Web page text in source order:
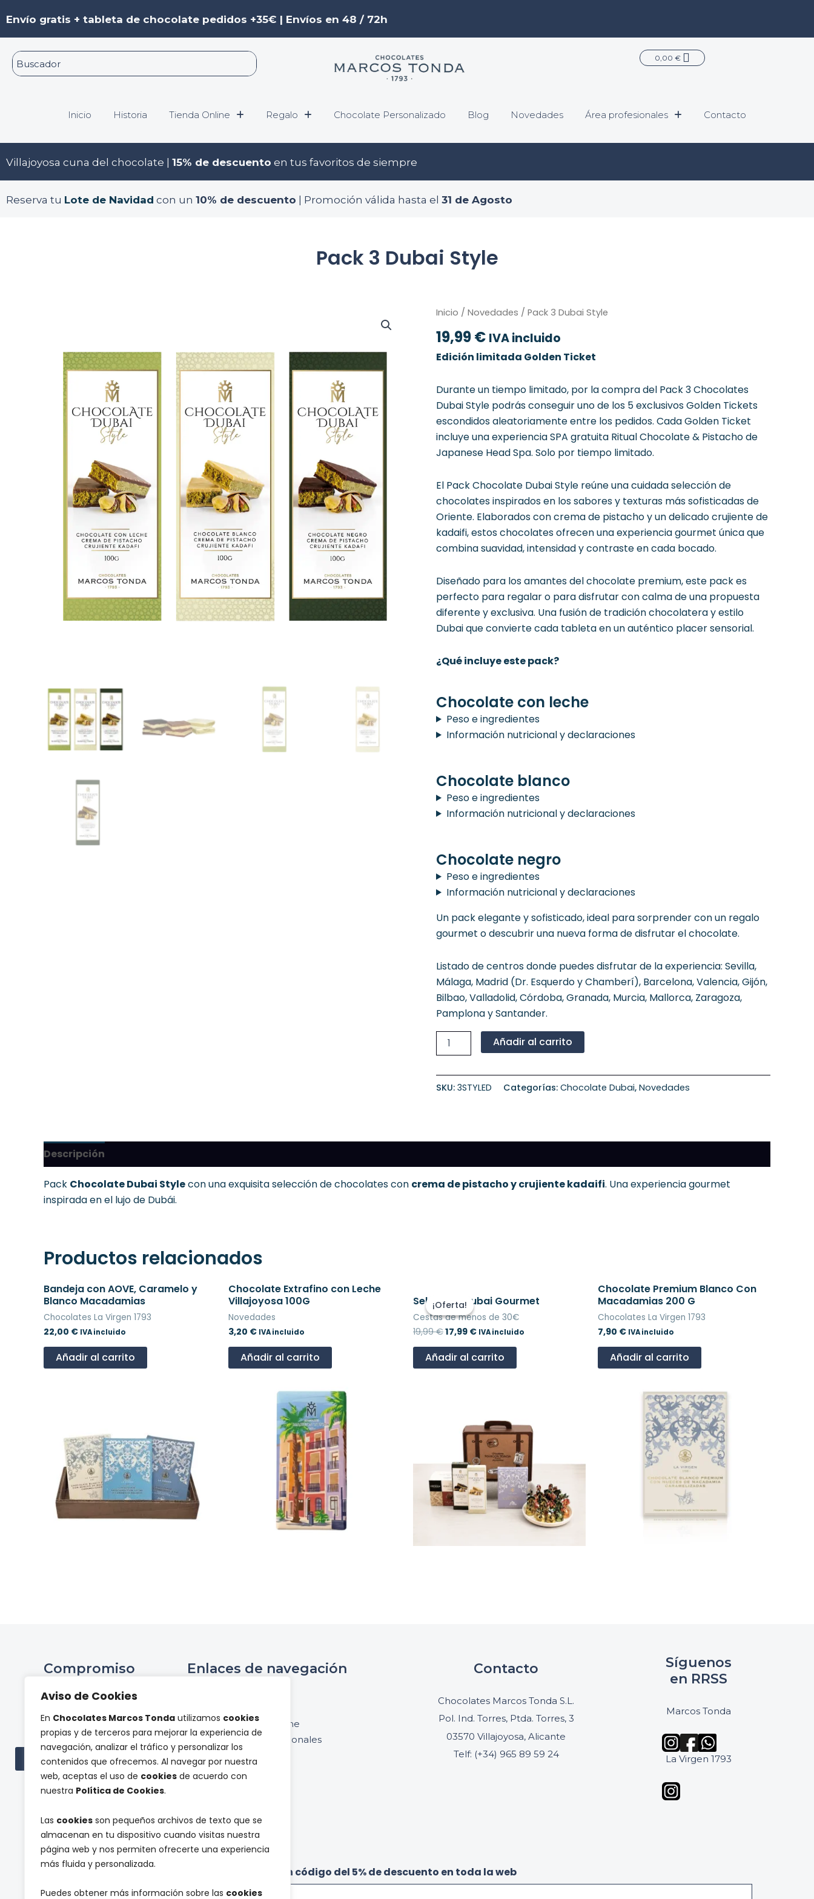
Aviso de Cookies
En Chocolates Marcos Tonda utilizamos cookies
propias y de terceros para mejorar la experiencia de
navegación, analizar el tráfico y personalizar los
contenidos que ofrecemos. Al navegar por nuestra
web, aceptas el uso de cookies de acuerdo con
nuestra Política de Cookies.
Las cookies son pequeños archivos de texto que se
almacenan en tu dispositivo cuando visitas nuestra
página web y nos permiten ofrecerte una experiencia
más fluida y personalizada.
Puedes obtener más información sobre las cookies
al
contenido
Envío gratis + tableta de chocolate pedidos +35€ | Envíos en 48 / 72h
0,00 € Carrito
Inicio Historia Tienda Online Regalo Chocolate Personalizado Blog Novedades Área profesionales Contacto
Villajoyosa cuna del chocolate | 15% de descuento en tus favoritos de siempre
Reserva tu Lote de Navidad con un 10% de descuento | Promoción válida hasta el 31 de Agosto
Pack 3 Dubai Style
Inicio / Novedades / Pack 3 Dubai Style
19,99€ IVA incluido
Edición limitada Golden Ticket
Durante un tiempo limitado, por la compra del Pack 3 Chocolates
Dubai Style podrás conseguir uno de los 5 exclusivos Golden Tickets
escondidos aleatoriamente entre los pedidos. Cada Golden Ticket
incluye una experiencia SPA gratuita Ritual Chocolate & Pistacho de
Japanese Head Spa. Solo por tiempo limitado.
El Pack Chocolate Dubai Style reúne una cuidada selección de
chocolates inspirados en los sabores y texturas más sofisticadas de
Oriente. Elaborados con crema de pistacho y un delicado crujiente de
kadaifi, estos chocolates ofrecen una experiencia gourmet única que
combina suavidad, intensidad y contraste en cada bocado.
Diseñado para los amantes del chocolate premium, este pack es
perfecto para regalar o para disfrutar con calma de una propuesta
diferente y exclusiva. Una fusión de tradición chocolatera y estilo
Dubai que convierte cada tableta en un auténtico placer sensorial.
¿Qué incluye este pack?
Chocolate con leche
Peso e ingredientes
Información nutricional y declaraciones
Chocolate blanco
Peso e ingredientes
Información nutricional y declaraciones
Chocolate negro
Peso e ingredientes
Información nutricional y declaraciones
Un pack elegante y sofisticado, ideal para sorprender con un regalo
gourmet o descubrir una nueva forma de disfrutar el chocolate.
Listado de centros donde puedes disfrutar de la experiencia: Sevilla,
Málaga, Madrid (Dr. Esquerdo y Chamberí), Barcelona, Valencia, Gijón,
Bilbao, Valladolid, Córdoba, Granada, Murcia, Mallorca, Zaragoza,
Pamplona y Santander.
Pack
Dubai
Style
cantidad
Añadir al carrito
SKU: 3STYLED Categorías: Chocolate Dubai, Novedades
Descripción
Pack Chocolate Dubai Stylecon una exquisita selección de chocolates con crema de pistacho y crujiente kadaifi. Una experiencia gourmet
inspirada en el lujo de Dubái.
Productos relacionados
Bandeja con AOVE, Caramelo y
Blanco Macadamias
Chocolates La Virgen 1793
22,00 € IVA incluido
Añadir al carrito
Chocolate Extrafino con Leche
Villajoyosa 100G
Novedades
3,20 € IVA incluido
Añadir al carrito
¡Oferta!
¡Oferta!
Selección Dubai Gourmet
Cestas de menos de 30€
19,99€
precio
original
era:
19,99 €.
17,99 €
precio
es:
17,99 €.
IVA incluido
Añadir al carrito
Chocolate Premium Blanco Con
Macadamias 200 G
Chocolates La Virgen 1793
7,90 € IVA incluido
Añadir al carrito
Compromiso
Proyectos de
investigación
Ver todas las subvenciones
Enlaces de navegación
Tienda online
Panel de profesionales
Contacto
Chocolates Marcos Tonda S.L.
Pol. Ind. Torres, Ptda. Torres, 3
03570 Villajoyosa, Alicante
Telf: (+34) 965 89 59 24
Síguenos
en RRSS
Marcos Tonda
La Virgen 1793
Suscríbete a nuestra newsletter y recibe un código del 5% de descuento en toda la web